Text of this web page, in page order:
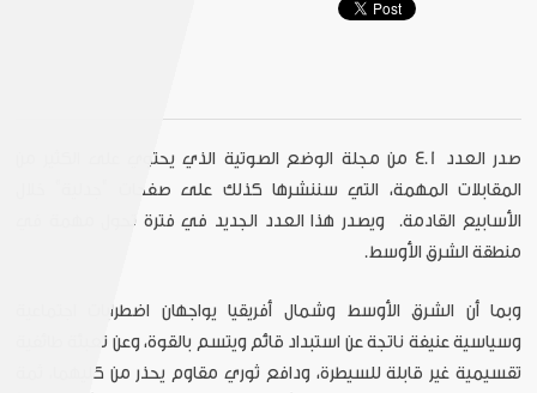
صدر العدد 4.1 من مجلة الوضع الصوتية الذي يحتوي على الكثير من
المقابلات المهمة، التي سننشرها كذلك على صفحات "جدلية" خلال
الأسابيع القادمة. ويصدر هذا العدد الجديد في فترة تحول مهمة في
منطقة الشرق الأوسط.
وبما أن الشرق الأوسط وشمال أفريقيا يواجهان اضطرابات اجتماعية
وسياسية عنيفة ناتجة عن استبداد قائم ويتسم بالقوة، وعن تعبئة طائفية
تقسيمية غير قابلة للسيطرة، ودافع ثوري مقاوم يحذر من كليهما، ثمة